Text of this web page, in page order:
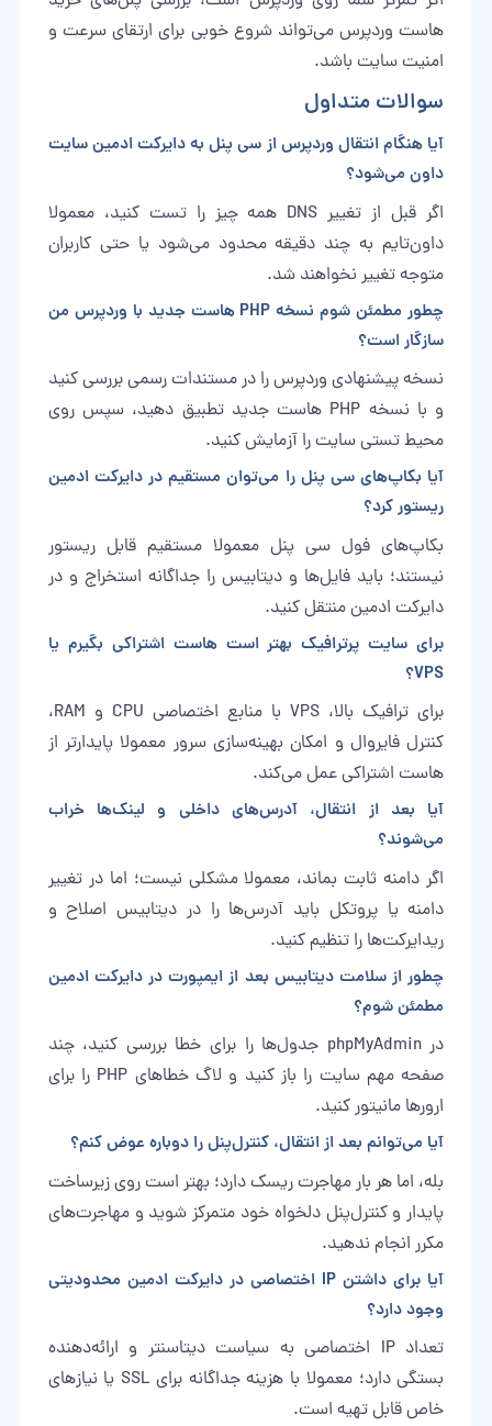
هاستوردپرس می‌تواند شروع خوبی برای ارتقای سرعت و
امنیت سایت باشد.
سوالات متداول
آیا هنگام انتقال وردپرس از سی پنل به دایرکت ادمین سایت
داون می‌شود؟
اگر قبل از تغییر DNS همه چیز را تست کنید، معمولا
داون‌تایم به چند دقیقه محدود می‌شود یا حتی کاربران
متوجه تغییر نخواهند شد.
چطور مطمئن شوم نسخه PHP هاست جدید با وردپرس من
سازگار است؟
نسخه پیشنهادی وردپرس را در مستندات رسمی بررسی کنید
و با نسخه PHP هاست جدید تطبیق دهید، سپس روی
محیط تستی سایت را آزمایش کنید.
آیا بکاپ‌های سی پنل را می‌توان مستقیم در دایرکت ادمین
ریستور کرد؟
بکاپ‌های فول سی پنل معمولا مستقیم قابل ریستور
نیستند؛ باید فایل‌ها و دیتابیس را جداگانه استخراج و در
دایرکت ادمین منتقل کنید.
برای سایت پرترافیک بهتر است هاست اشتراکی بگیرم یا
VPS؟
برای ترافیک بالا، VPS با منابع اختصاصی CPU و RAM،
کنترل فایروال و امکان بهینه‌سازی سرور معمولا پایدارتر از
هاست اشتراکی عمل می‌کند.
آیا بعد از انتقال، آدرس‌های داخلی و لینک‌ها خراب
می‌شوند؟
اگر دامنه ثابت بماند، معمولا مشکلی نیست؛ اما در تغییر
دامنه یا پروتکل باید آدرس‌ها را در دیتابیس اصلاح و
ریدایرکت‌ها را تنظیم کنید.
چطور از سلامت دیتابیس بعد از ایمپورت در دایرکت ادمین
مطمئن شوم؟
در phpMyAdmin جدول‌ها را برای خطا بررسی کنید، چند
صفحه مهم سایت را باز کنید و لاگ خطاهای PHP را برای
ارورها مانیتور کنید.
آیا می‌توانم بعد از انتقال، کنترل‌پنل را دوباره عوض کنم؟
بله، اما هر بار مهاجرت ریسک دارد؛ بهتر است روی زیرساخت
پایدار و کنترل‌پنل دلخواه خود متمرکز شوید و مهاجرت‌های
مکرر انجام ندهید.
آیا برای داشتن IP اختصاصی در دایرکت ادمین محدودیتی
وجود دارد؟
تعداد IP اختصاصی به سیاست دیتاسنتر و ارائه‌دهنده
بستگی دارد؛ معمولا با هزینه جداگانه برای SSL یا نیازهای
خاص قابل تهیه است.